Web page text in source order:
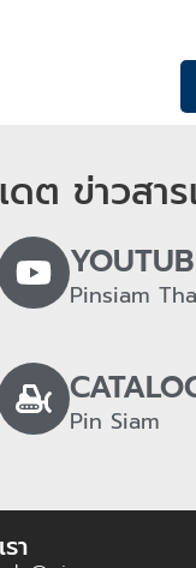
ดต ข่าวสา
Pinsiam
Pin Siam
า